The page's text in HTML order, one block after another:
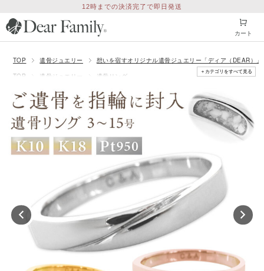
12時までの決済完了で即日発送
カート
TOP 遺骨ジュエリー
想いを宿すオリジナル遺骨ジュエリー「ディア（DEAR）」
TOP
遺骨ジュエリー
遺骨リング
TOP
遺骨ジュエリー 価格から探す 50001円〜100000円
＋カテゴリをすべて見る